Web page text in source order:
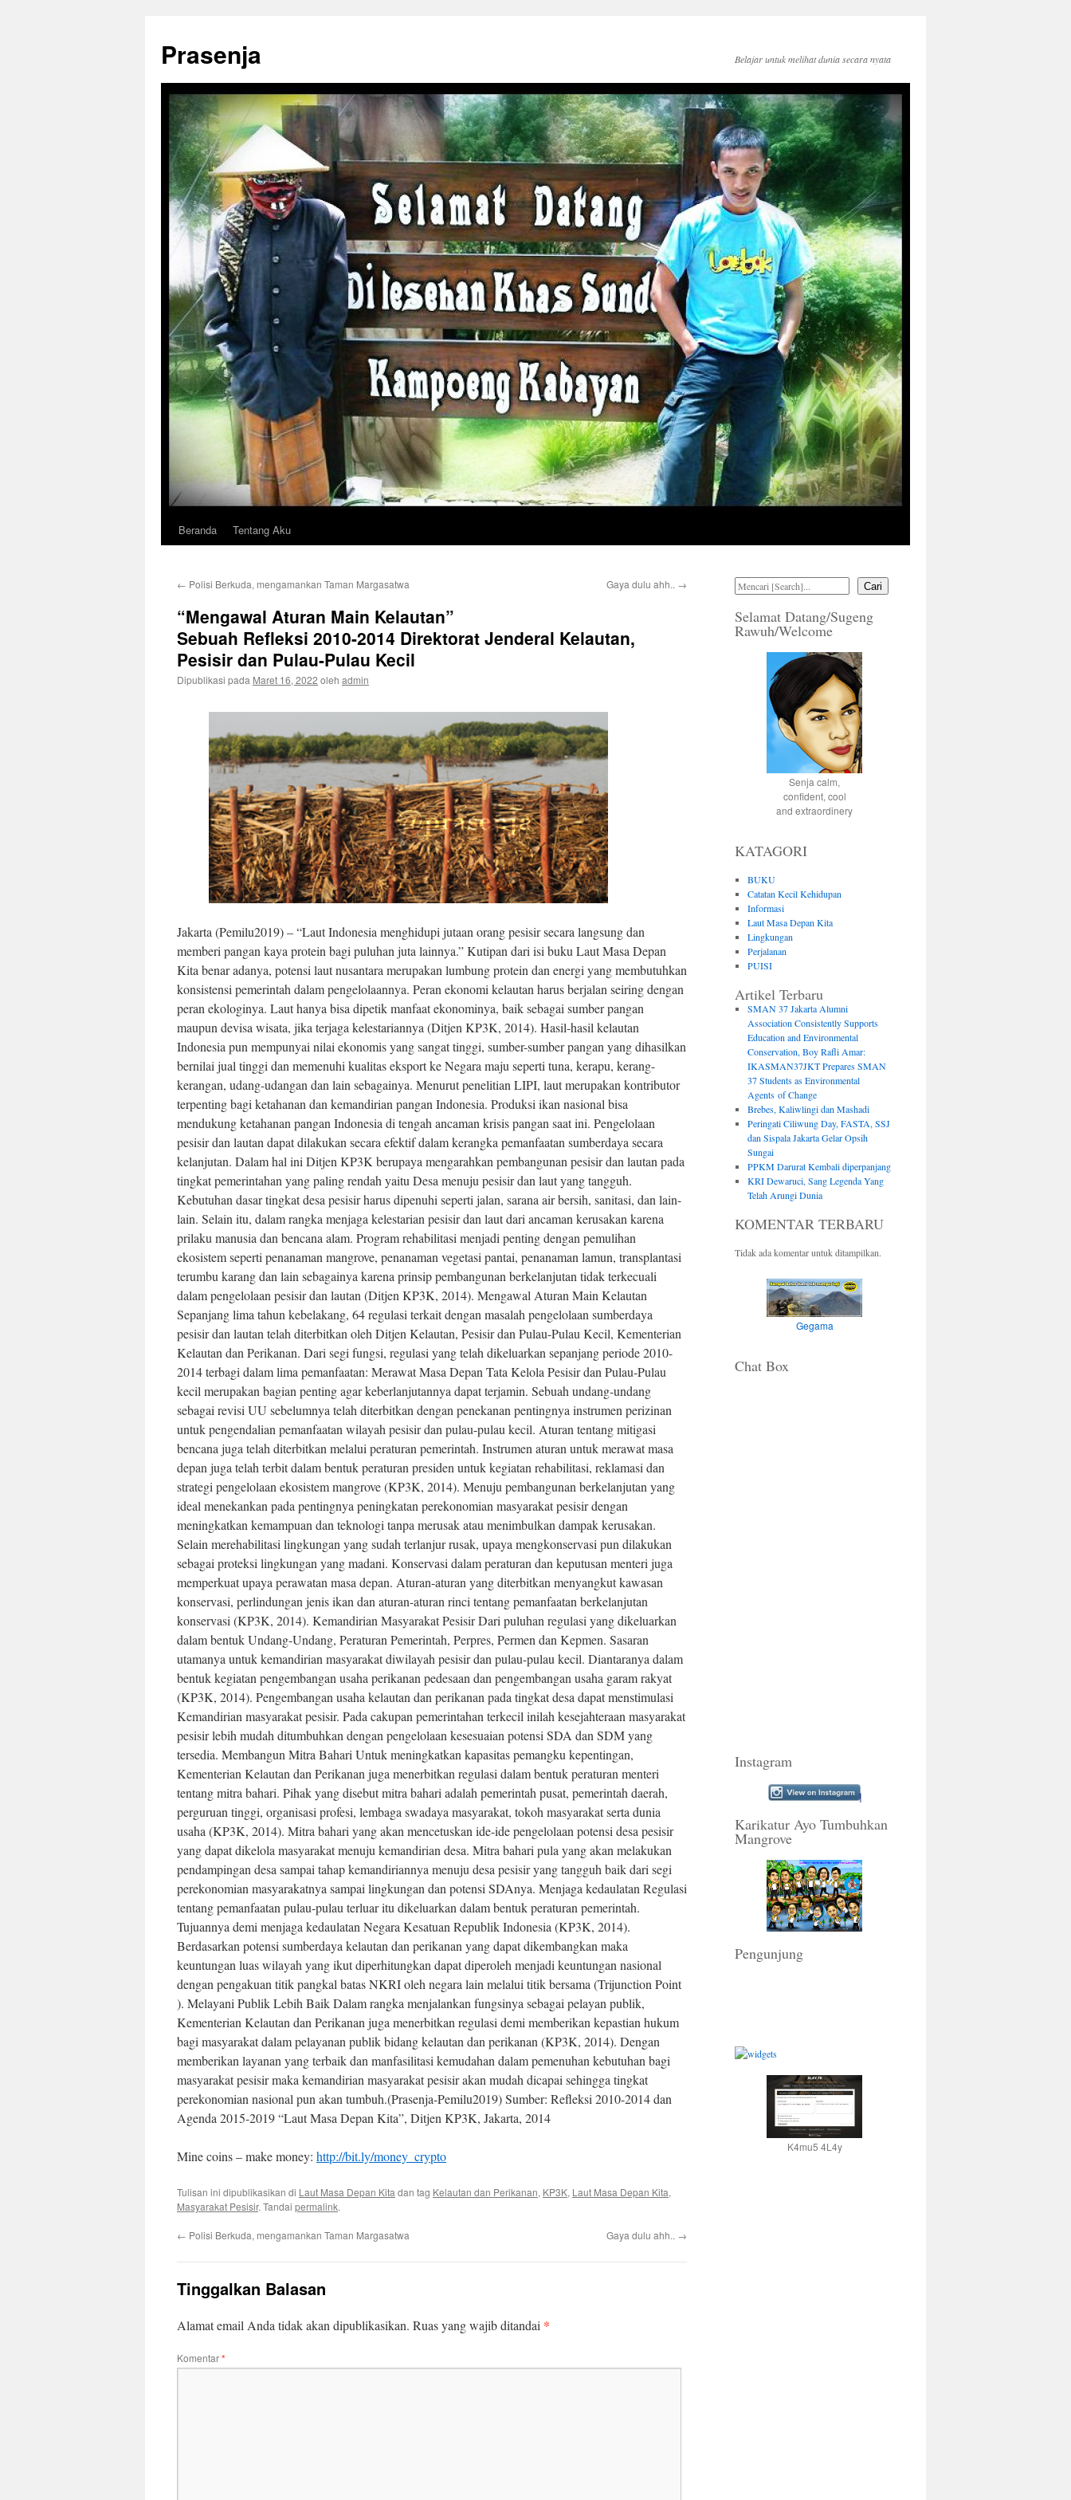
Prasenja Belajar untuk melihat dunia secara nyata
Langsung
Beranda Tentang Aku
← Polisi Berkuda, mengamankan Taman Margasatwa Gaya dulu ahh.. →
“Mengawal Aturan Main Kelautan”
Sebuah Refleksi 2010-2014 Direktorat Jenderal Kelautan,
Pesisir dan Pulau-Pulau Kecil
Dipublikasi pada Maret 16, 2022 oleh admin
Jakarta (Pemilu2019) – “Laut Indonesia menghidupi jutaan orang pesisir secara langsung dan
memberi pangan kaya protein bagi puluhan juta lainnya.” Kutipan dari isi buku Laut Masa Depan
Kita benar adanya, potensi laut nusantara merupakan lumbung protein dan energi yang membutuhkan
konsistensi pemerintah dalam pengelolaannya. Peran ekonomi kelautan harus berjalan seiring dengan
peran ekologinya. Laut hanya bisa dipetik manfaat ekonominya, baik sebagai sumber pangan
maupun devisa wisata, jika terjaga kelestariannya (Ditjen KP3K, 2014). Hasil-hasil kelautan
Indonesia pun mempunyai nilai ekonomis yang sangat tinggi, sumber-sumber pangan yang dihasilkan
bernilai jual tinggi dan memenuhi kualitas eksport ke Negara maju seperti tuna, kerapu, kerang-
kerangan, udang-udangan dan lain sebagainya. Menurut penelitian LIPI, laut merupakan kontributor
terpenting bagi ketahanan dan kemandirian pangan Indonesia. Produksi ikan nasional bisa
mendukung ketahanan pangan Indonesia di tengah ancaman krisis pangan saat ini. Pengelolaan
pesisir dan lautan dapat dilakukan secara efektif dalam kerangka pemanfaatan sumberdaya secara
kelanjutan. Dalam hal ini Ditjen KP3K berupaya mengarahkan pembangunan pesisir dan lautan pada
tingkat pemerintahan yang paling rendah yaitu Desa menuju pesisir dan laut yang tangguh.
Kebutuhan dasar tingkat desa pesisir harus dipenuhi seperti jalan, sarana air bersih, sanitasi, dan lain-
lain. Selain itu, dalam rangka menjaga kelestarian pesisir dan laut dari ancaman kerusakan karena
prilaku manusia dan bencana alam. Program rehabilitasi menjadi penting dengan pemulihan
ekosistem seperti penanaman mangrove, penanaman vegetasi pantai, penanaman lamun, transplantasi
terumbu karang dan lain sebagainya karena prinsip pembangunan berkelanjutan tidak terkecuali
dalam pengelolaan pesisir dan lautan (Ditjen KP3K, 2014). Mengawal Aturan Main Kelautan
Sepanjang lima tahun kebelakang, 64 regulasi terkait dengan masalah pengelolaan sumberdaya
pesisir dan lautan telah diterbitkan oleh Ditjen Kelautan, Pesisir dan Pulau-Pulau Kecil, Kementerian
Kelautan dan Perikanan. Dari segi fungsi, regulasi yang telah dikeluarkan sepanjang periode 2010-
2014 terbagi dalam lima pemanfaatan: Merawat Masa Depan Tata Kelola Pesisir dan Pulau-Pulau
kecil merupakan bagian penting agar keberlanjutannya dapat terjamin. Sebuah undang-undang
sebagai revisi UU sebelumnya telah diterbitkan dengan penekanan pentingnya instrumen perizinan
untuk pengendalian pemanfaatan wilayah pesisir dan pulau-pulau kecil. Aturan tentang mitigasi
bencana juga telah diterbitkan melalui peraturan pemerintah. Instrumen aturan untuk merawat masa
depan juga telah terbit dalam bentuk peraturan presiden untuk kegiatan rehabilitasi, reklamasi dan
strategi pengelolaan ekosistem mangrove (KP3K, 2014). Menuju pembangunan berkelanjutan yang
ideal menekankan pada pentingnya peningkatan perekonomian masyarakat pesisir dengan
meningkatkan kemampuan dan teknologi tanpa merusak atau menimbulkan dampak kerusakan.
Selain merehabilitasi lingkungan yang sudah terlanjur rusak, upaya mengkonservasi pun dilakukan
sebagai proteksi lingkungan yang madani. Konservasi dalam peraturan dan keputusan menteri juga
memperkuat upaya perawatan masa depan. Aturan-aturan yang diterbitkan menyangkut kawasan
konservasi, perlindungan jenis ikan dan aturan-aturan rinci tentang pemanfaatan berkelanjutan
konservasi (KP3K, 2014). Kemandirian Masyarakat Pesisir Dari puluhan regulasi yang dikeluarkan
dalam bentuk Undang-Undang, Peraturan Pemerintah, Perpres, Permen dan Kepmen. Sasaran
utamanya untuk kemandirian masyarakat diwilayah pesisir dan pulau-pulau kecil. Diantaranya dalam
bentuk kegiatan pengembangan usaha perikanan pedesaan dan pengembangan usaha garam rakyat
(KP3K, 2014). Pengembangan usaha kelautan dan perikanan pada tingkat desa dapat menstimulasi
Kemandirian masyarakat pesisir. Pada cakupan pemerintahan terkecil inilah kesejahteraan masyarakat
pesisir lebih mudah ditumbuhkan dengan pengelolaan kesesuaian potensi SDA dan SDM yang
tersedia. Membangun Mitra Bahari Untuk meningkatkan kapasitas pemangku kepentingan,
Kementerian Kelautan dan Perikanan juga menerbitkan regulasi dalam bentuk peraturan menteri
tentang mitra bahari. Pihak yang disebut mitra bahari adalah pemerintah pusat, pemerintah daerah,
perguruan tinggi, organisasi profesi, lembaga swadaya masyarakat, tokoh masyarakat serta dunia
usaha (KP3K, 2014). Mitra bahari yang akan mencetuskan ide-ide pengelolaan potensi desa pesisir
yang dapat dikelola masyarakat menuju kemandirian desa. Mitra bahari pula yang akan melakukan
pendampingan desa sampai tahap kemandiriannya menuju desa pesisir yang tangguh baik dari segi
perekonomian masyarakatnya sampai lingkungan dan potensi SDAnya. Menjaga kedaulatan Regulasi
tentang pemanfaatan pulau-pulau terluar itu dikeluarkan dalam bentuk peraturan pemerintah.
Tujuannya demi menjaga kedaulatan Negara Kesatuan Republik Indonesia (KP3K, 2014).
Berdasarkan potensi sumberdaya kelautan dan perikanan yang dapat dikembangkan maka
keuntungan luas wilayah yang ikut diperhitungkan dapat diperoleh menjadi keuntungan nasional
dengan pengakuan titik pangkal batas NKRI oleh negara lain melalui titik bersama (Trijunction Point
). Melayani Publik Lebih Baik Dalam rangka menjalankan fungsinya sebagai pelayan publik,
Kementerian Kelautan dan Perikanan juga menerbitkan regulasi demi memberikan kepastian hukum
bagi masyarakat dalam pelayanan publik bidang kelautan dan perikanan (KP3K, 2014). Dengan
memberikan layanan yang terbaik dan manfasilitasi kemudahan dalam pemenuhan kebutuhan bagi
masyarakat pesisir maka kemandirian masyarakat pesisir akan mudah dicapai sehingga tingkat
perekonomian nasional pun akan tumbuh.(Prasenja-Pemilu2019) Sumber: Refleksi 2010-2014 dan
Agenda 2015-2019 “Laut Masa Depan Kita”, Ditjen KP3K, Jakarta, 2014
Mine coins – make money: http://bit.ly/money_crypto
Tulisan ini dipublikasikan di Laut Masa Depan Kita dan tag Kelautan dan Perikanan, KP3K, Laut Masa Depan Kita,
Masyarakat Pesisir. Tandai permalink.
← Polisi Berkuda, mengamankan Taman Margasatwa Gaya dulu ahh.. →
Tinggalkan Balasan
Alamat email Anda tidak akan dipublikasikan. Ruas yang wajib ditandai *
Komentar*
Cari
Selamat Datang/Sugeng
Rawuh/Welcome
Senja calm,
confident, cool
and extraordinery
KATAGORI
BUKU
Catatan Kecil Kehidupan
Informasi
Laut Masa Depan Kita
Lingkungan
Perjalanan
PUISI
Artikel Terbaru
SMAN 37 Jakarta Alumni
Association Consistently Supports
Education and Environmental
Conservation, Boy Rafli Amar:
IKASMAN37JKT Prepares SMAN
37 Students as Environmental
Agents of Change
Brebes, Kaliwlingi dan Mashadi
Peringati Ciliwung Day, FASTA, SSJ
dan Sispala Jakarta Gelar Opsih
Sungai
PPKM Darurat Kembali diperpanjang
KRI Dewaruci, Sang Legenda Yang
Telah Arungi Dunia
KOMENTAR TERBARU
Tidak ada komentar untuk ditampilkan.
Gegama
Chat Box
Instagram
Karikatur Ayo Tumbuhkan
Mangrove
Pengunjung
K4mu5 4L4y